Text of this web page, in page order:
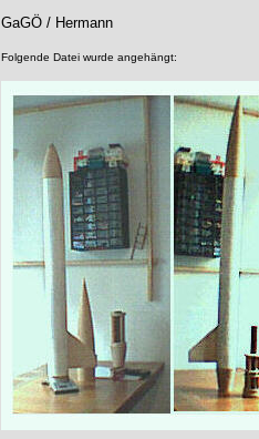
GaGÖ / Hermann
Folgende Datei wurde angehängt: